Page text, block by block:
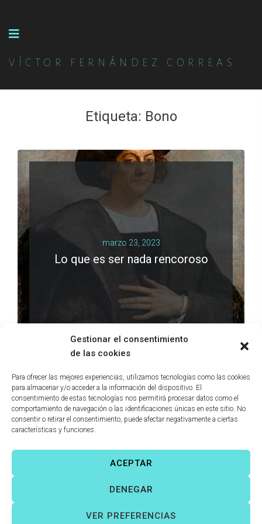
Gestionar el consentimiento
de las cookies
Para ofrecer las mejores experiencias, utilizamos tecnologías como las cookies
para almacenar y/o acceder a la información del dispositivo. El
consentimiento de estas tecnologías nos permitirá procesar datos como el
comportamiento de navegación o las identificaciones únicas en este sitio. No
consentir o retirar el consentimiento, puede afectar negativamente a ciertas
características y funciones.
ACEPTAR
DENEGAR
VER PREFERENCIAS
VÍCTOR FERNÁNDEZ CORREAS
Etiqueta: Bono
marzo 23, 2023
Lo que es ser nada rencoroso
0 comments
Víctor Fernández Correas
Todos los derechos reservados. |
|Política de cookies